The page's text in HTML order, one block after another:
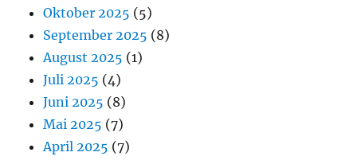
Oktober 2025 (5)
September 2025 (8)
August 2025 (1)
Juli 2025 (4)
Juni 2025 (8)
Mai 2025 (7)
April 2025 (7)